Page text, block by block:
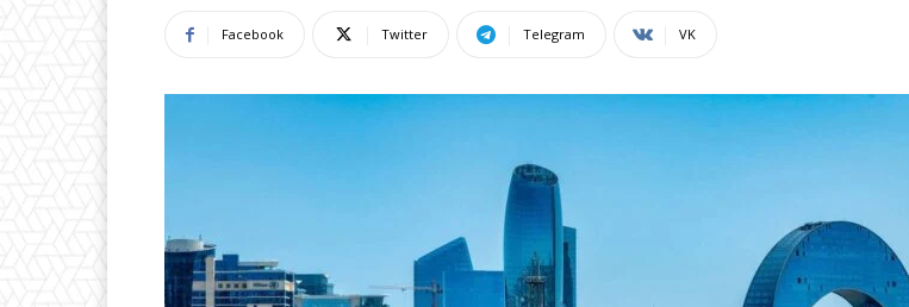
Facebook Twitter Telegram VK